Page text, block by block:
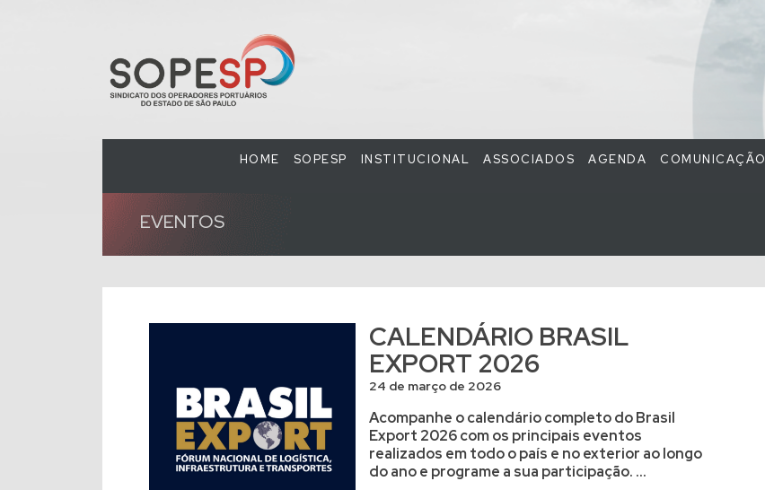
HOME SOPESP INSTITUCIONAL ASSOCIADOS AGENDA COMUNICAÇÃO
EVENTOS
CALENDÁRIO BRASIL
EXPORT 2026
24 de março de 2026
Acompanhe o calendário completo do Brasil
Export 2026 com os principais eventos
realizados em todo o país e no exterior ao longo
do ano e programe a sua participação. ...